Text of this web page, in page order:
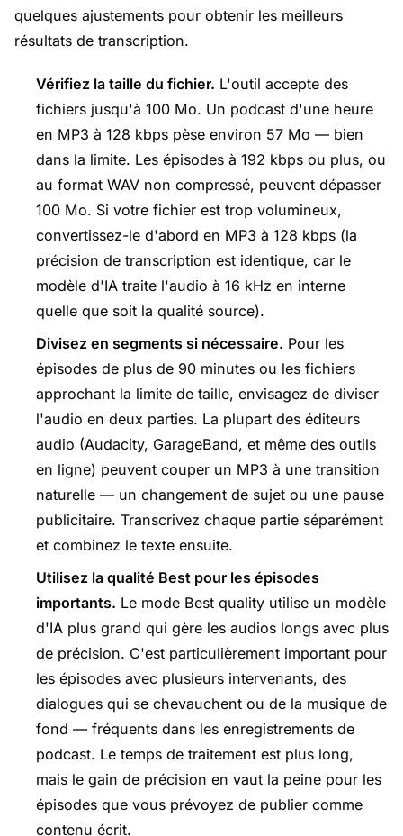
quelques ajustements pour obtenir les meilleurs
résultats de transcription.
Vérifiez la taille du fichier. L'outil accepte des
fichiers jusqu'à 100 Mo. Un podcast d'une heure
en MP3 à 128 kbps pèse environ 57 Mo — bien
dans la limite. Les épisodes à 192 kbps ou plus, ou
au format WAV non compressé, peuvent dépasser
100 Mo. Si votre fichier est trop volumineux,
convertissez-le d'abord en MP3 à 128 kbps (la
précision de transcription est identique, car le
modèle d'IA traite l'audio à 16 kHz en interne
quelle que soit la qualité source).
Divisez en segments si nécessaire. Pour les
épisodes de plus de 90 minutes ou les fichiers
approchant la limite de taille, envisagez de diviser
l'audio en deux parties. La plupart des éditeurs
audio (Audacity, GarageBand, et même des outils
en ligne) peuvent couper un MP3 à une transition
naturelle — un changement de sujet ou une pause
publicitaire. Transcrivez chaque partie séparément
et combinez le texte ensuite.
Utilisez la qualité Best pour les épisodes
importants. Le mode Best quality utilise un modèle
d'IA plus grand qui gère les audios longs avec plus
de précision. C'est particulièrement important pour
les épisodes avec plusieurs intervenants, des
dialogues qui se chevauchent ou de la musique de
fond — fréquents dans les enregistrements de
podcast. Le temps de traitement est plus long,
mais le gain de précision en vaut la peine pour les
épisodes que vous prévoyez de publier comme
contenu écrit.